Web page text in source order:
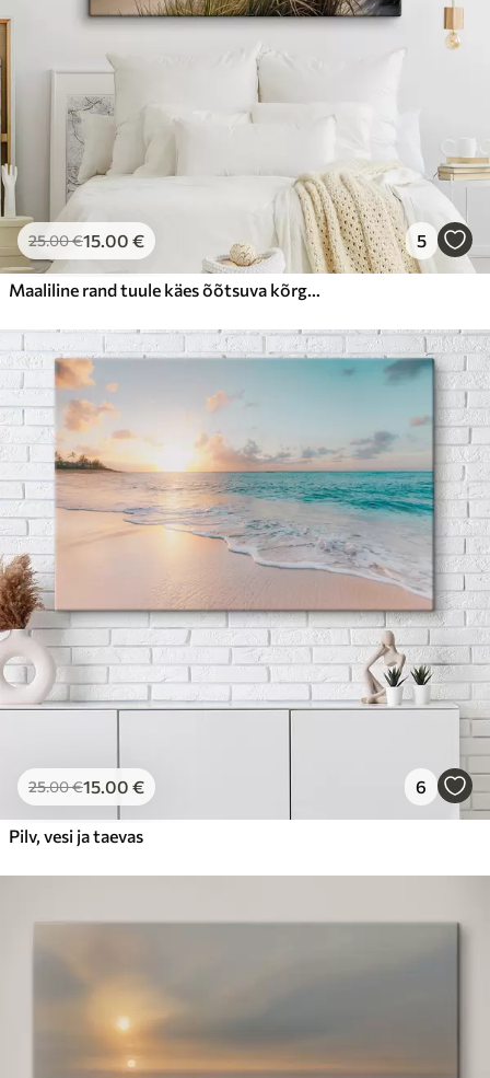
25.00€15.00 € 5
Maaliline rand tuule käes õõtsuva kõrge rohuga, vaatega ookeanile, kus lained ja pilves taevas
25.00€15.00 € 6
Pilv, vesi ja taevas